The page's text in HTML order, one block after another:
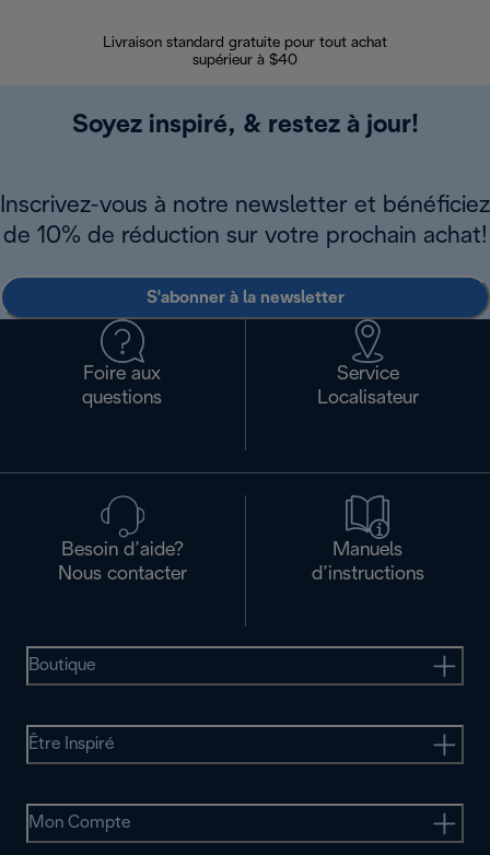
Livraison standard gratuite pour tout achat
supérieur à $40
Soyez inspiré, & restez à jour!
Inscrivez-vous à notre newsletter et bénéficiez
de 10% de réduction sur votre prochain achat!
S'abonner à la newsletter
Foire aux
questions
Service
Localisateur
Besoin d’aide?
Nous contacter
Manuels
d’instructions
Boutique
Être Inspiré
Mon Compte